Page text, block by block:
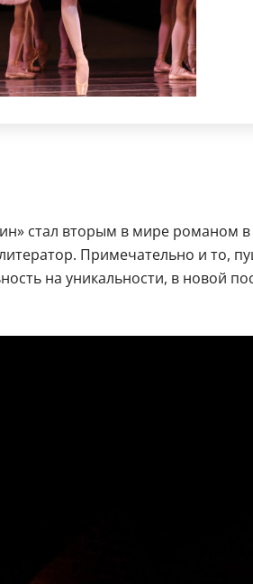
стал вторым в мире романом в
Примечательно и то,
на уникальности, в новой